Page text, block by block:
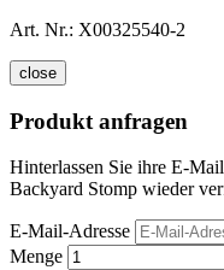
Art. Nr.: X00325540-2
close
Produkt anfragen
Hinterlassen Sie ihre E-
Backyard Stomp wieder
E-Mail-Adresse
Menge